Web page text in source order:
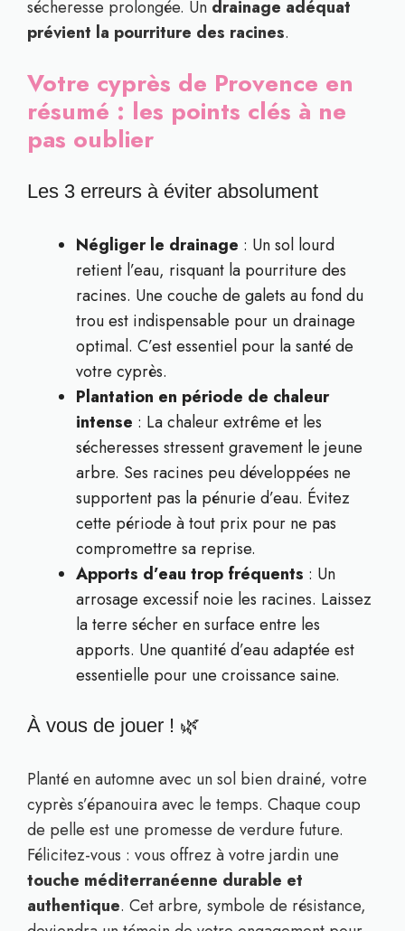
sécheresse prolongée. Un drainage adéquat
prévient la pourriture des racines.
Votre cyprès de Provence en
résumé : les points clés à ne
pas oublier
Les 3 erreurs à éviter absolument
Négliger le drainage : Un sol lourd
retient l’eau, risquant la pourriture des
racines. Une couche de galets au fond du
trou est indispensable pour un drainage
optimal. C’est essentiel pour la santé de
votre cyprès.
Plantation en période de chaleur
intense : La chaleur extrême et les
sécheresses stressent gravement le jeune
arbre. Ses racines peu développées ne
supportent pas la pénurie d’eau. Évitez
cette période à tout prix pour ne pas
compromettre sa reprise.
Apports d’eau trop fréquents : Un
arrosage excessif noie les racines. Laissez
la terre sécher en surface entre les
apports. Une quantité d’eau adaptée est
essentielle pour une croissance saine.
À vous de jouer ! 🌿
Planté en automne avec un sol bien drainé, votre
cyprès s’épanouira avec le temps. Chaque coup
de pelle est une promesse de verdure future.
Félicitez-vous : vous offrez à votre jardin une
touche méditerranéenne durable et
authentique. Cet arbre, symbole de résistance,